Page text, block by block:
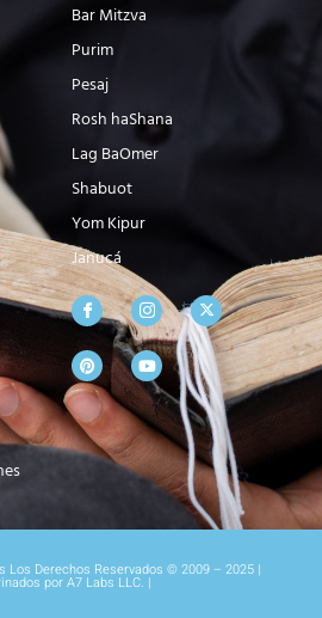
Bar Mitzva
Purim
Pesaj
Rosh haShana
Lag BaOmer
Shabuot
Yom Kipur
Janucá
Los Derechos Reservados © 2009 – 2025 |
por A7 Labs LLC. |